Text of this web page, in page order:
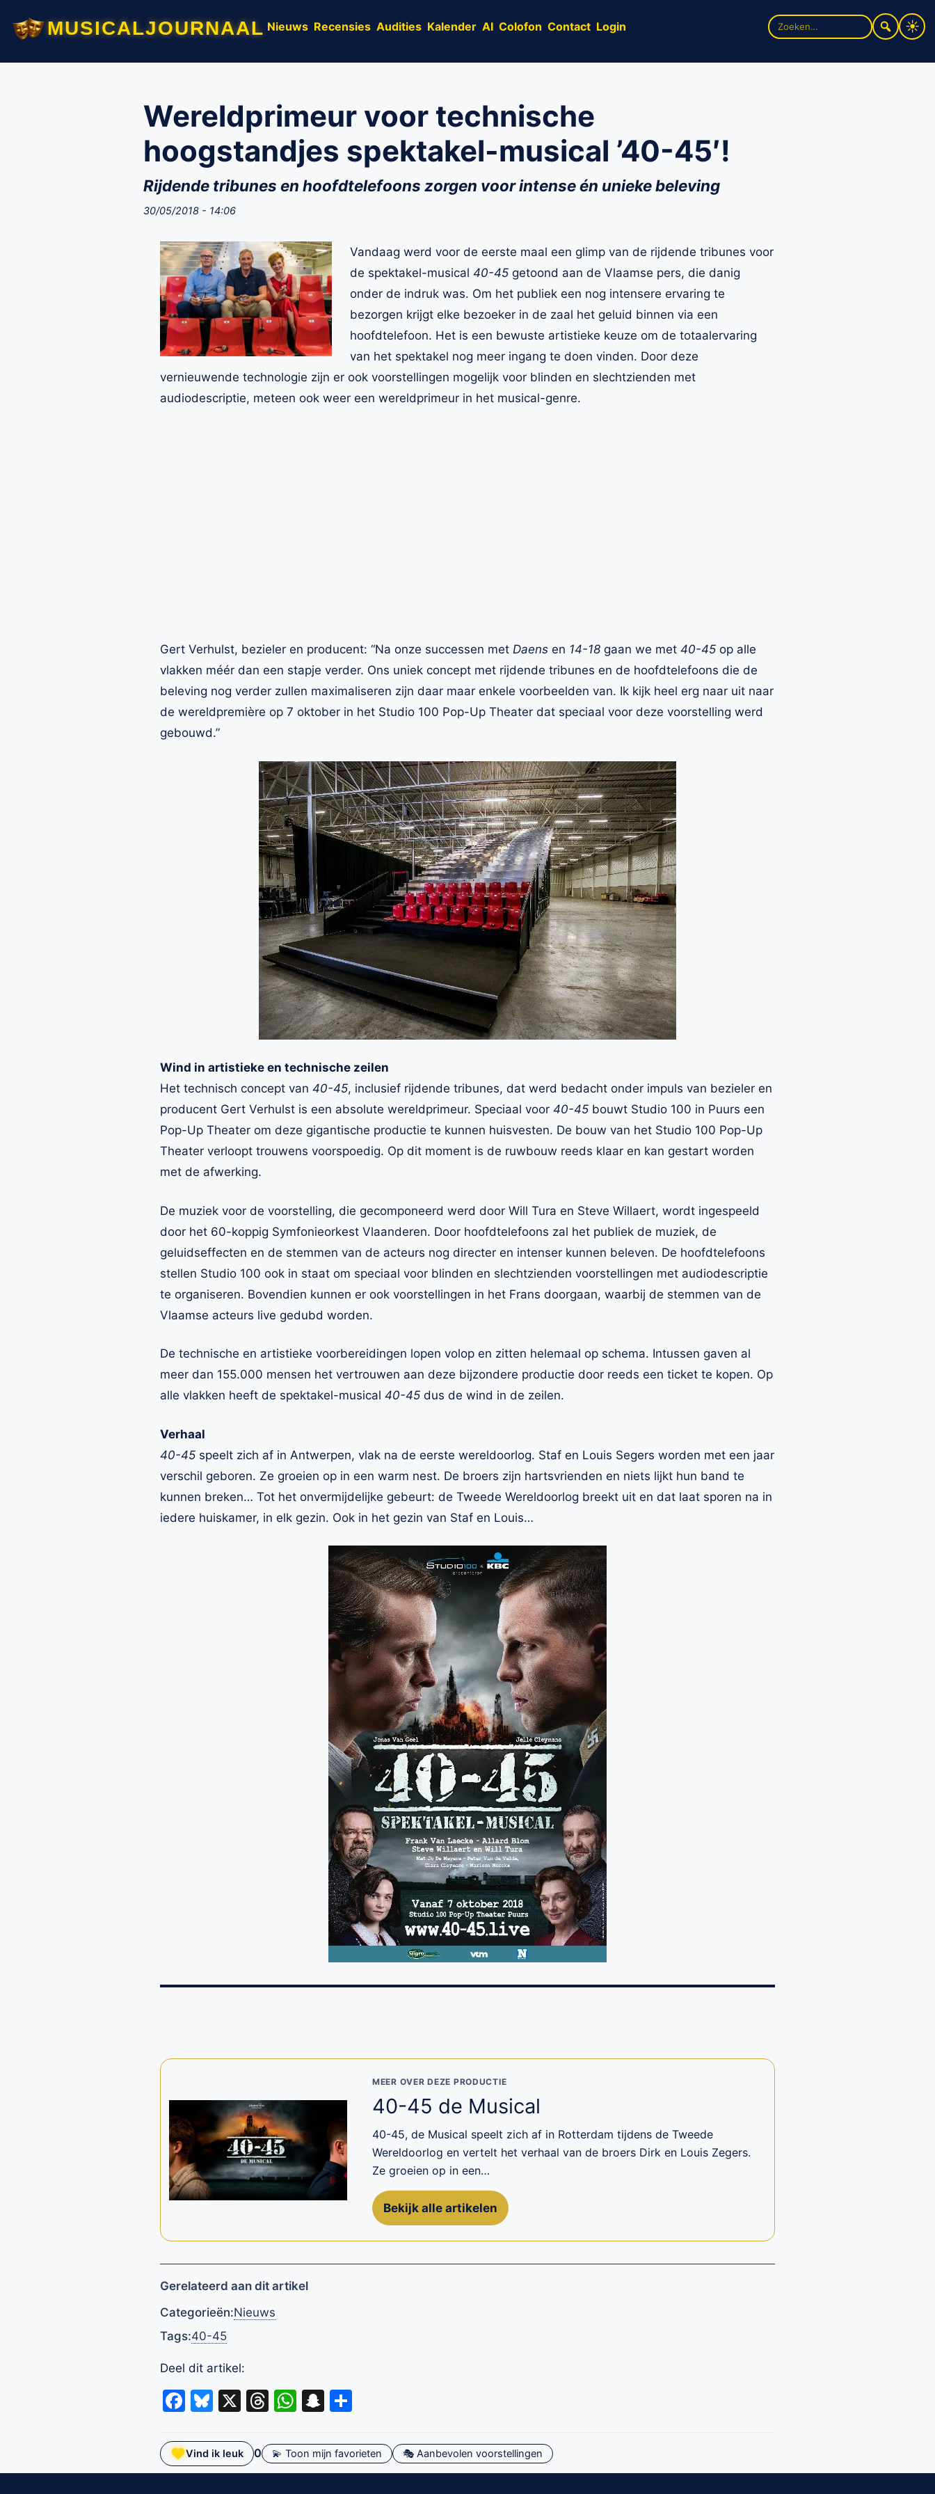
musicaljournaal Nieuws Recensies Audities Kalender AI Colofon Contact Login
Zoek
naar:
Wereldprimeur voor technische
hoogstandjes spektakel-musical ’40-45′!
Rijdende tribunes en hoofdtelefoons zorgen voor intense én unieke beleving
30/05/2018 - 14:06
Vandaag werd voor de eerste maal een glimp van de rijdende tribunes voor
de spektakel-musical 40-45getoond aan de Vlaamse pers, die danig
onder de indruk was. Om het publiek een nog intensere ervaring te
bezorgen krijgt elke bezoeker in de zaal het geluid binnen via een
hoofdtelefoon. Het is een bewuste artistieke keuze om de totaalervaring
van het spektakel nog meer ingang te doen vinden. Door deze
vernieuwende technologie zijn er ook voorstellingen mogelijk voor blinden en slechtzienden met
audiodescriptie, meteen ook weer een wereldprimeur in het musical-genre.
Gert Verhulst, bezieler en producent: “Na onze successen met Daens en 14-18 gaan we met 40-45 op alle
vlakken méér dan een stapje verder. Ons uniek concept met rijdende tribunes en de hoofdtelefoons die de
beleving nog verder zullen maximaliseren zijn daar maar enkele voorbeelden van. Ik kijk heel erg naar uit naar
de wereldpremière op 7 oktober in het Studio 100 Pop-Up Theater dat speciaal voor deze voorstelling werd
gebouwd.”
Wind in artistieke en technische zeilen
Het technisch concept van 40-45, inclusief rijdende tribunes, dat werd bedacht onder impuls van bezieler en
producent Gert Verhulst is een absolute wereldprimeur. Speciaal voor 40-45 bouwt Studio 100 in Puurs een
Pop-Up Theater om deze gigantische productie te kunnen huisvesten. De bouw van het Studio 100 Pop-Up
Theater verloopt trouwens voorspoedig. Op dit moment is de ruwbouw reeds klaar en kan gestart worden
met de afwerking.
De muziek voor de voorstelling, die gecomponeerd werd door Will Tura en Steve Willaert, wordt ingespeeld
door het 60-koppig Symfonieorkest Vlaanderen. Door hoofdtelefoons zal het publiek de muziek, de
geluidseffecten en de stemmen van de acteurs nog directer en intenser kunnen beleven. De hoofdtelefoons
stellen Studio 100 ook in staat om speciaal voor blinden en slechtzienden voorstellingen met audiodescriptie
te organiseren. Bovendien kunnen er ook voorstellingen in het Frans doorgaan, waarbij de stemmen van de
Vlaamse acteurs live gedubd worden.
De technische en artistieke voorbereidingen lopen volop en zitten helemaal op schema. Intussen gaven al
meer dan 155.000 mensen het vertrouwen aan deze bijzondere productie door reeds een ticket te kopen. Op
alle vlakken heeft de spektakel-musical 40-45 dus de wind in de zeilen.
Verhaal
40-45 speelt zich af in Antwerpen, vlak na de eerste wereldoorlog. Staf en Louis Segers worden met een jaar
verschil geboren. Ze groeien op in een warm nest. De broers zijn hartsvrienden en niets lijkt hun band te
kunnen breken… Tot het onvermijdelijke gebeurt: de Tweede Wereldoorlog breekt uit en dat laat sporen na in
iedere huiskamer, in elk gezin. Ook in het gezin van Staf en Louis…
MEER OVER DEZE PRODUCTIE
40-45 de Musical
40-45, de Musical speelt zich af in Rotterdam tijdens de Tweede
Wereldoorlog en vertelt het verhaal van de broers Dirk en Louis Zegers.
Ze groeien op in een…
Bekijk alle artikelen
Gerelateerd aan dit artikel
Categorieën:Nieuws
Tags:40-45
Deel dit artikel:
Facebook
Bluesky
X Threads
WhatsApp
Snapchat
Vind ik leuk 0 💫 Toon mijn favorieten 🎭 Aanbevolen voorstellingen